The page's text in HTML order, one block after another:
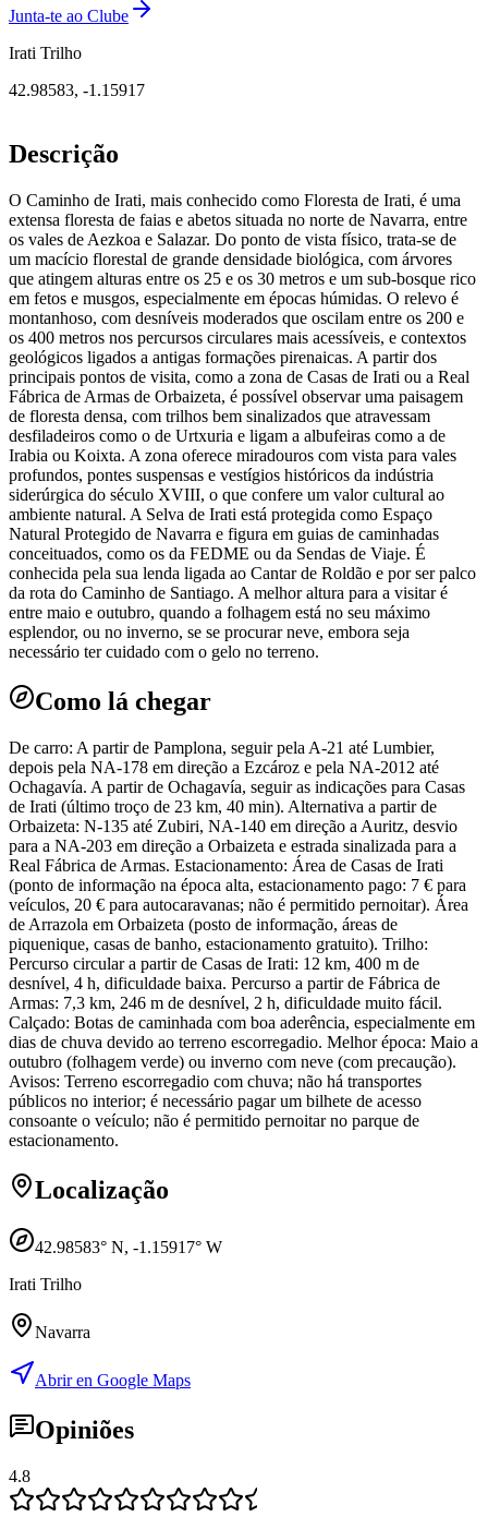
Junta-te ao Clube
Irati Trilho
42.98583, -1.15917
Descrição
O Caminho de Irati, mais conhecido como Floresta de Irati, é uma
extensa floresta de faias e abetos situada no norte de Navarra, entre
os vales de Aezkoa e Salazar. Do ponto de vista físico, trata-se de
um macício florestal de grande densidade biológica, com árvores
que atingem alturas entre os 25 e os 30 metros e um sub-bosque rico
em fetos e musgos, especialmente em épocas húmidas. O relevo é
montanhoso, com desníveis moderados que oscilam entre os 200 e
os 400 metros nos percursos circulares mais acessíveis, e contextos
geológicos ligados a antigas formações pirenaicas. A partir dos
principais pontos de visita, como a zona de Casas de Irati ou a Real
Fábrica de Armas de Orbaizeta, é possível observar uma paisagem
de floresta densa, com trilhos bem sinalizados que atravessam
desfiladeiros como o de Urtxuria e ligam a albufeiras como a de
Irabia ou Koixta. A zona oferece miradouros com vista para vales
profundos, pontes suspensas e vestígios históricos da indústria
siderúrgica do século XVIII, o que confere um valor cultural ao
ambiente natural. A Selva de Irati está protegida como Espaço
Natural Protegido de Navarra e figura em guias de caminhadas
conceituados, como os da FEDME ou da Sendas de Viaje. É
conhecida pela sua lenda ligada ao Cantar de Roldão e por ser palco
da rota do Caminho de Santiago. A melhor altura para a visitar é
entre maio e outubro, quando a folhagem está no seu máximo
esplendor, ou no inverno, se se procurar neve, embora seja
necessário ter cuidado com o gelo no terreno.
Como lá chegar
De carro: A partir de Pamplona, seguir pela A-21 até Lumbier,
depois pela NA-178 em direção a Ezcároz e pela NA-2012 até
Ochagavía. A partir de Ochagavía, seguir as indicações para Casas
de Irati (último troço de 23 km, 40 min). Alternativa a partir de
Orbaizeta: N-135 até Zubiri, NA-140 em direção a Auritz, desvio
para a NA-203 em direção a Orbaizeta e estrada sinalizada para a
Real Fábrica de Armas. Estacionamento: Área de Casas de Irati
(ponto de informação na época alta, estacionamento pago: 7 € para
veículos, 20 € para autocaravanas; não é permitido pernoitar). Área
de Arrazola em Orbaizeta (posto de informação, áreas de
piquenique, casas de banho, estacionamento gratuito). Trilho:
Percurso circular a partir de Casas de Irati: 12 km, 400 m de
desnível, 4 h, dificuldade baixa. Percurso a partir de Fábrica de
Armas: 7,3 km, 246 m de desnível, 2 h, dificuldade muito fácil.
Calçado: Botas de caminhada com boa aderência, especialmente em
dias de chuva devido ao terreno escorregadio. Melhor época: Maio a
outubro (folhagem verde) ou inverno com neve (com precaução).
Avisos: Terreno escorregadio com chuva; não há transportes
públicos no interior; é necessário pagar um bilhete de acesso
consoante o veículo; não é permitido pernoitar no parque de
estacionamento.
Localização
42.98583° N, -1.15917° W
Irati Trilho
Navarra
Abrir en Google Maps
Opiniões
4.8